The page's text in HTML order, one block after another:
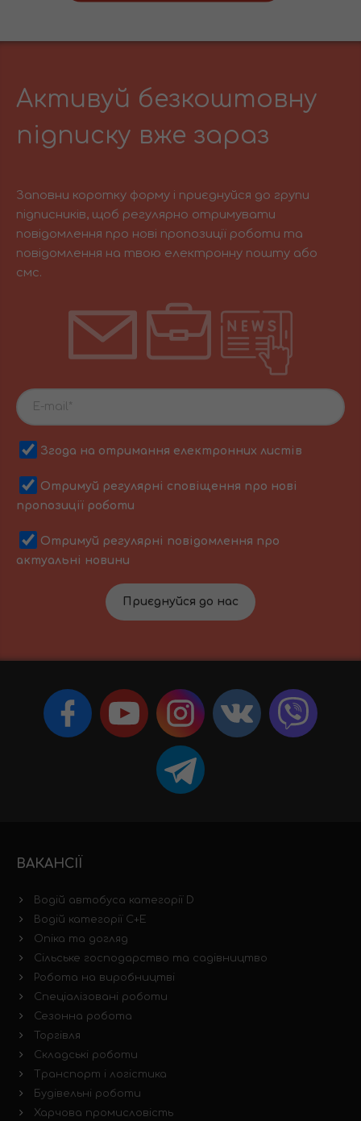
Активуй безкоштовну
підписку вже зараз
Заповни коротку форму і приєднуйся до групи
підписників, щоб регулярно отримувати
повідомлення про нові пропозиції роботи та
повідомлення на твою електронну пошту або
смс.
Згода на отримання електронних листів
Отримуй регулярні сповіщення про нові
пропозиції роботи
Отримуй регулярні повідомлення про
актуальні новини
Приєднуйся до нас
ВАКАНСІЇ
Водій автобуса категорії D
Водій категорії C+E
Опіка та догляд
Сільське господарство та садівництво
Робота на виробництві
Спеціалізовані роботи
Сезонна робота
Торгівля
Складські роботи
Транспорт і логістика
Будівельні роботи
Харчова промисловість